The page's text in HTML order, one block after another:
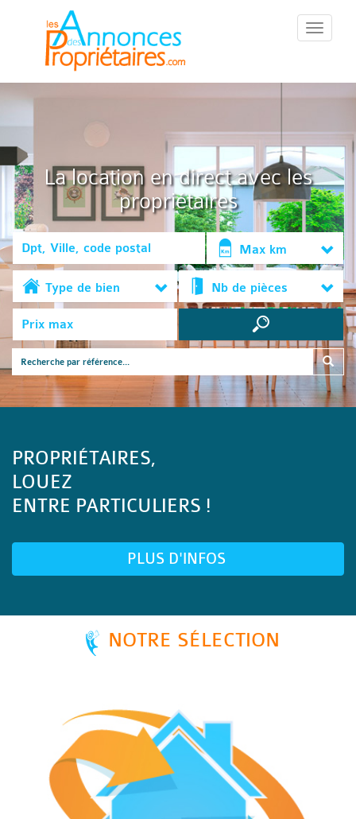
::Menu::
La location en direct avec les
propriétaires
Max km
Type de bien Nb de pièces
PROPRIÉTAIRES,
LOUEZ
ENTRE PARTICULIERS !
PLUS D'INFOS
NOTRE SÉLECTION